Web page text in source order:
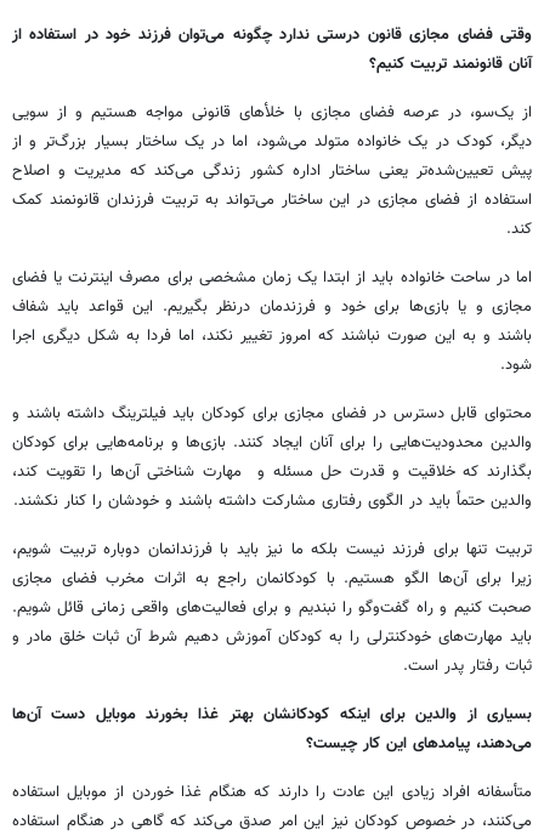
وقتی فضای مجازی قانون درستی ندارد چگونه می‌توان فرزند خود در استفاده از
آنان قانونمند تربیت کنیم؟
از یک‌سو، در عرصه فضای مجازی با خلأهای قانونی مواجه هستیم و از سویی
دیگر، کودک در یک خانواده متولد می‌شود، اما در یک ساختار بسیار بزرگ‌تر و از
پیش تعیین‌شده‌تر یعنی ساختار اداره کشور زندگی می‌کند که مدیریت و اصلاح
استفاده از فضای مجازی در این ساختار می‌تواند به تربیت فرزندان قانونمند کمک
کند.
اما در ساحت خانواده باید از ابتدا یک زمان مشخصی برای مصرف اینترنت یا فضای
مجازی و یا بازی‌ها برای خود و فرزندمان درنظر بگیریم. این قواعد باید شفاف
باشند و به این صورت نباشند که امروز تغییر نکند، اما فردا به شکل دیگری اجرا
شود.
محتوای قابل دسترس در فضای مجازی برای کودکان باید فیلترینگ داشته باشند و
والدین محدودیت‌هایی را برای آنان ایجاد کنند. بازی‌ها و برنامه‌هایی برای کودکان
بگذارند که خلاقیت و قدرت حل مسئله و مهارت شناختی آن‌ها را تقویت کند،
والدین حتماً باید در الگوی رفتاری مشارکت داشته باشند و خودشان را کنار نکشند.
تربیت تنها برای فرزند نیست بلکه ما نیز باید با فرزندانمان دوباره تربیت شویم،
زیرا برای آن‌ها الگو هستیم. با کودکانمان راجع به اثرات مخرب فضای مجازی
صحبت کنیم و راه گفت‌وگو را نبندیم و برای فعالیت‌های واقعی زمانی قائل شویم.
باید مهارت‌های خودکنترلی را به کودکان آموزش دهیم شرط آن ثبات خلق مادر و
ثبات رفتار پدر است.
بسیاری از والدین برای اینکه کودکانشان بهتر غذا بخورند موبایل دست آن‌ها
می‌دهند، پیامدهای این کار چیست؟
متأسفانه افراد زیادی این عادت را دارند که هنگام غذا خوردن از موبایل استفاده
می‌کنند، در خصوص کودکان نیز این امر صدق می‌کند که گاهی در هنگام استفاده